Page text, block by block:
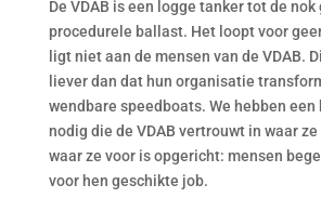
De VDAB is een logge tanker tot de
procedurele ballast. Het loopt voor
ligt niet aan de mensen van de VDAB.
liever dan dat hun organisatie
wendbare speedboats. We hebben
nodig die de VDAB vertrouwt in waar
waar ze voor is opgericht: mensen
voor hen geschikte job.